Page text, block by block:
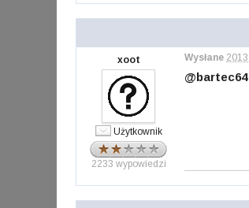
xoot
Użytkownik
2233 wypowiedzi
Wysłane
@bartec64